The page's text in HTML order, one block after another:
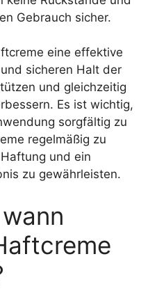
Gebrauch sicher.
eine effektive
sicheren Halt der
und gleichzeitig
Es ist wichtig,
sorgfältig zu
regelmäßig zu
und ein
zu gewährleisten.